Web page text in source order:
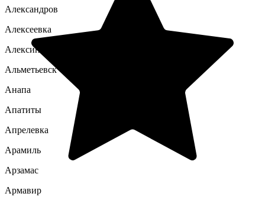
Александров
Алексеевка
Алексин
Альметьевск
Анапа
Апатиты
Апрелевка
Арамиль
Арзамас
Армавир